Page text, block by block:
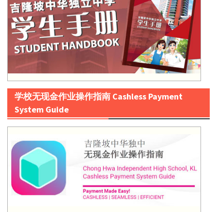
学校无现金作业操作指南 Cashless Payment
System Guide